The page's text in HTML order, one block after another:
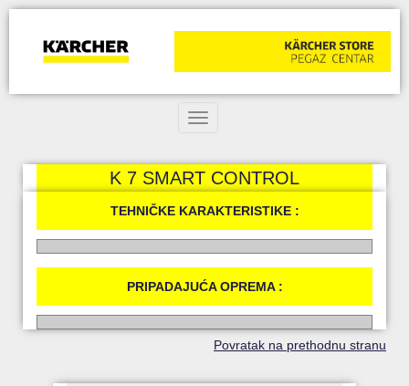
Toggle navigation
K 7 SMART CONTROL
TEHNIČKE KARAKTERISTIKE :
PRIPADAJUĆA OPREMA :
Povratak na prethodnu stranu